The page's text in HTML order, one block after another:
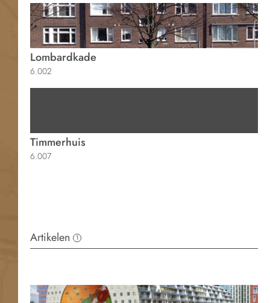
Lombardkade
6.002
Timmerhuis
6.007
Artikelen 1